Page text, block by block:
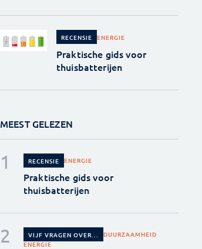
RECENSIE ENERGIE
Praktische gids voor
thuisbatterijen
MEEST GELEZEN
RECENSIE ENERGIE
Praktische gids voor
thuisbatterijen
VIJF VRAGEN OVER...
DUURZAAMHEID
ENERGIE